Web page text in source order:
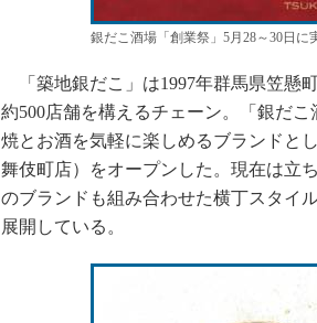
銀だこ酒場「創業祭」5月28～30日に
「築地銀だこ」は1997年群馬県笠懸
約500店舗を構えるチェーン。「銀だ
焼とお酒を気軽に楽しめるブランドと
舞伎町店）をオープンした。現在は立
のブランドも組み合わせた横丁スタイ
展開している。